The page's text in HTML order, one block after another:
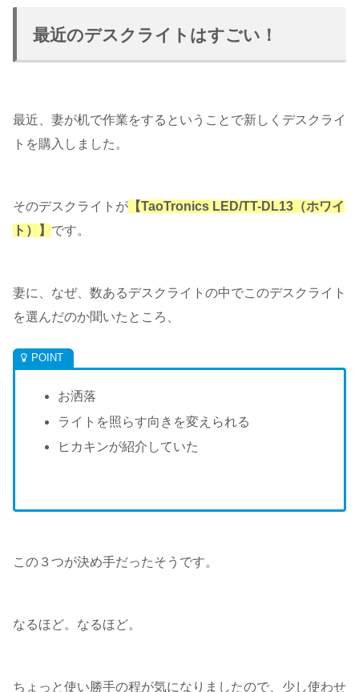
最近のデスクライトはすごい！
最近、妻が机で作業をするということで新しくデスクライ
トを購入しました。
そのデスクライトが 【TaoTronics LED/TT-DL13（ホワイ
ト）】 です。
妻に、なぜ、数あるデスクライトの中でこのデスクライト
を選んだのか聞いたところ、
お洒落
ライトを照らす向きを変えられる
ヒカキンが紹介していた
この３つが決め手だったそうです。
なるほど。なるほど。
ちょっと使い勝手の程が気になりましたので、少し使わせ